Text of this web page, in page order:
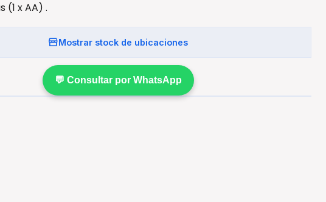
(1 x AA) .
Mostrar stock de ubicaciones
💬 Consultar por WhatsApp